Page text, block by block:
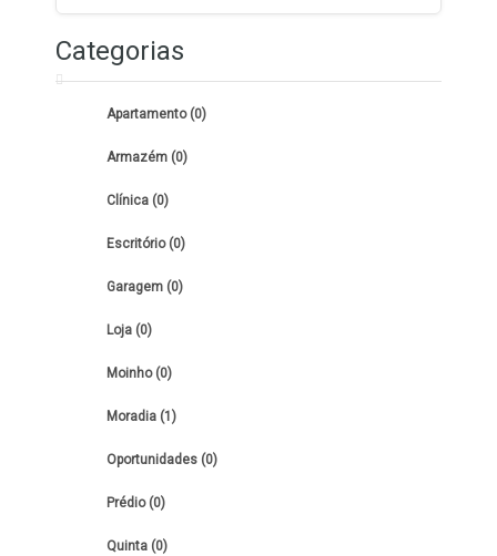
Categorias
Apartamento (0)
Armazém (0)
Clínica (0)
Escritório (0)
Garagem (0)
Loja (0)
Moinho (0)
Moradia (1)
Oportunidades (0)
Prédio (0)
Quinta (0)